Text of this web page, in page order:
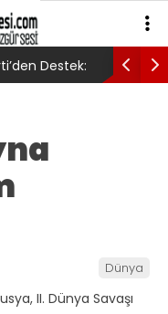
AV. Süzen
umudumuzun
Dünya